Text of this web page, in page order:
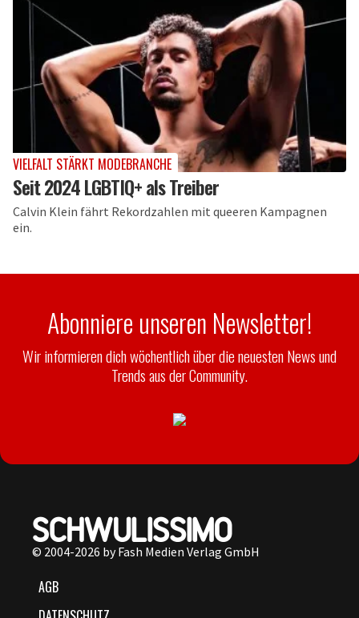
VIELFALT STÄRKT MODEBRANCHE
Seit 2024 LGBTIQ+ als Treiber
Calvin Klein fährt Rekordzahlen mit queeren Kampagnen
ein.
Abonniere unseren Newsletter!
Wir informieren dich wöchentlich über die neuesten News und
Trends aus der Community.
© 2004-2026 by Fash Medien Verlag GmbH
AGB